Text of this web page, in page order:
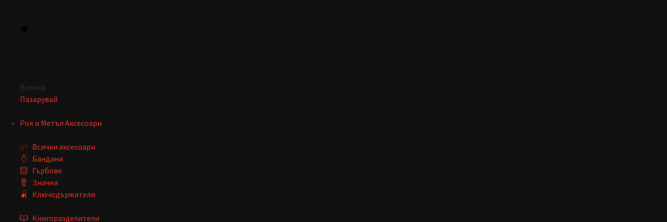
Всички
Пазарувай
Рок и Метъл Аксесоари
Всички аксесоари
Бандани
Гърбове
Значки
Ключодържатели
Книгоразделители